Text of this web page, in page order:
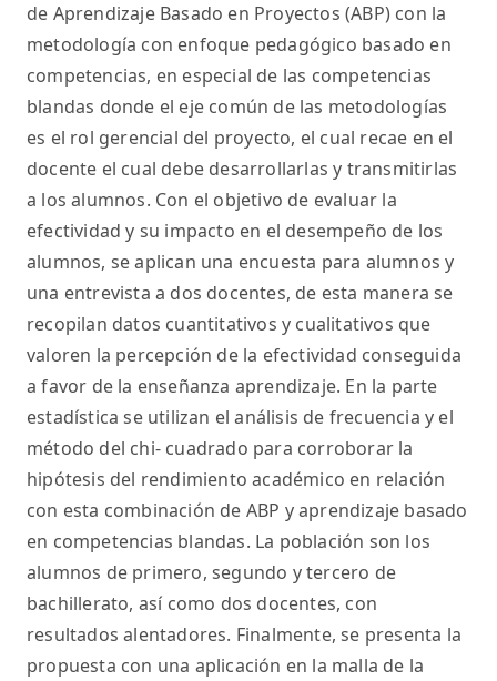
de Aprendizaje Basado en Proyectos (ABP) con la
metodología con enfoque pedagógico basado en
competencias, en especial de las competencias
blandas donde el eje común de las metodologías
es el rol gerencial del proyecto, el cual recae en el
docente el cual debe desarrollarlas y transmitirlas
a los alumnos. Con el objetivo de evaluar la
efectividad y su impacto en el desempeño de los
alumnos, se aplican una encuesta para alumnos y
una entrevista a dos docentes, de esta manera se
recopilan datos cuantitativos y cualitativos que
valoren la percepción de la efectividad conseguida
a favor de la enseñanza aprendizaje. En la parte
estadística se utilizan el análisis de frecuencia y el
método del chi- cuadrado para corroborar la
hipótesis del rendimiento académico en relación
con esta combinación de ABP y aprendizaje basado
en competencias blandas. La población son los
alumnos de primero, segundo y tercero de
bachillerato, así como dos docentes, con
resultados alentadores. Finalmente, se presenta la
propuesta con una aplicación en la malla de la